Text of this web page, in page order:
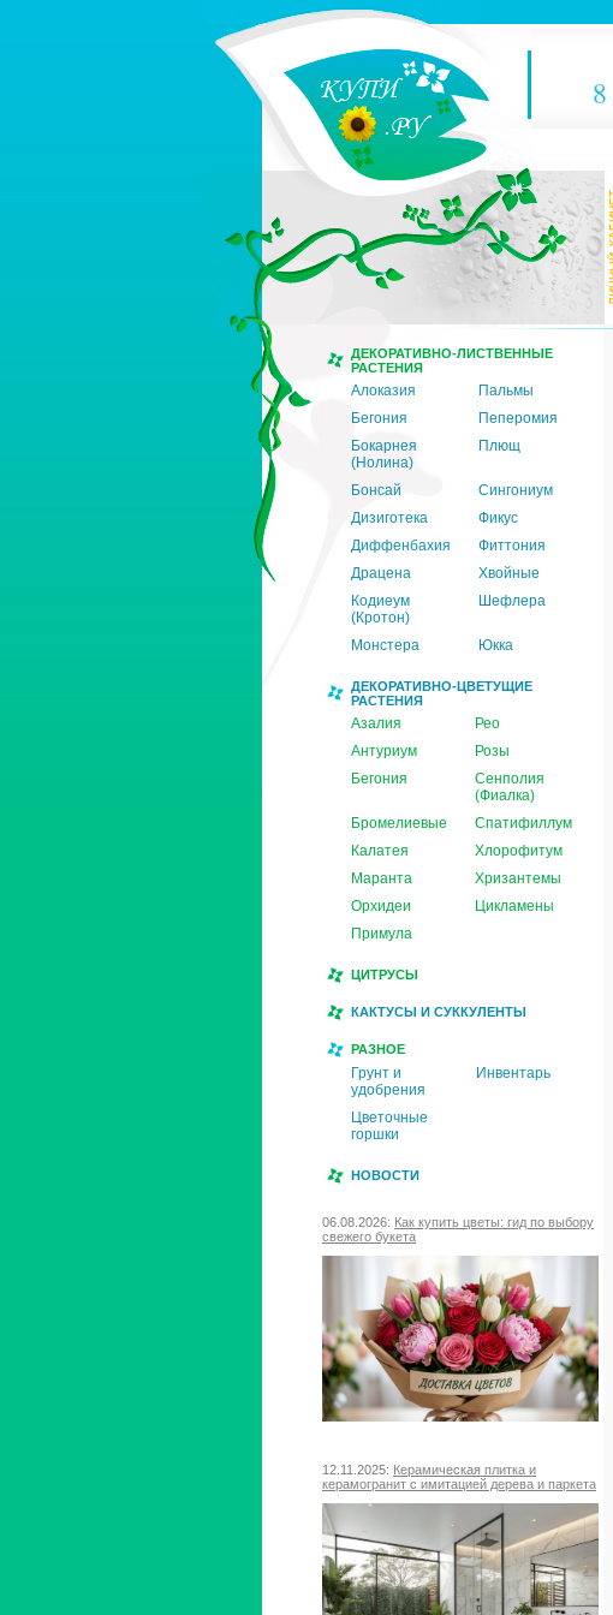
8
ДЕКОРАТИВНО-ЛИСТВЕННЫЕ
РАСТЕНИЯ
Алоказия
Пальмы
Бегония
Пеперомия
Бокарнея
(Нолина)
Плющ
Бонсай
Сингониум
Дизиготека
Фикус
Диффенбахия
Фиттония
Драцена
Хвойные
Кодиеум
(Кротон)
Шефлера
Монстера Юкка
ДЕКОРАТИВНО-ЦВЕТУЩИЕ
РАСТЕНИЯ
Азалия
Рео
Антуриум
Розы
Бегония
Сенполия
(Фиалка)
Бромелиевые
Спатифиллум
Калатея
Хлорофитум
Маранта
Хризантемы
Орхидеи
Цикламены
Примула
ЦИТРУСЫ
КАКТУСЫ И СУККУЛЕНТЫ
РАЗНОЕ
Грунт и
удобрения
Инвентарь
Цветочные
горшки
НОВОСТИ
06.08.2026: Как купить цветы: гид по выбору
свежего букета
12.11.2025: Керамическая плитка и
керамогранит с имитацией дерева и паркета